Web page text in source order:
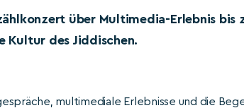
über Multimedia-Erlebnis
Kultur des Jiddischen.
multimediale Erlebnisse und die